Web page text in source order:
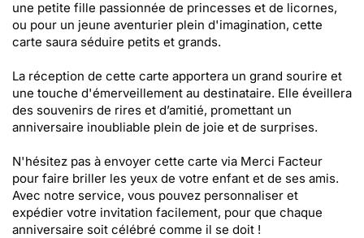
une petite fille passionnée de princesses et de licornes,
ou pour un jeune aventurier plein d'imagination, cette
carte saura séduire petits et grands.
La réception de cette carte apportera un grand sourire et
une touche d'émerveillement au destinataire. Elle éveillera
des souvenirs de rires et d’amitié, promettant un
anniversaire inoubliable plein de joie et de surprises.
N'hésitez pas à envoyer cette carte via Merci Facteur
pour faire briller les yeux de votre enfant et de ses amis.
Avec notre service, vous pouvez personnaliser et
expédier votre invitation facilement, pour que chaque
anniversaire soit célébré comme il se doit !